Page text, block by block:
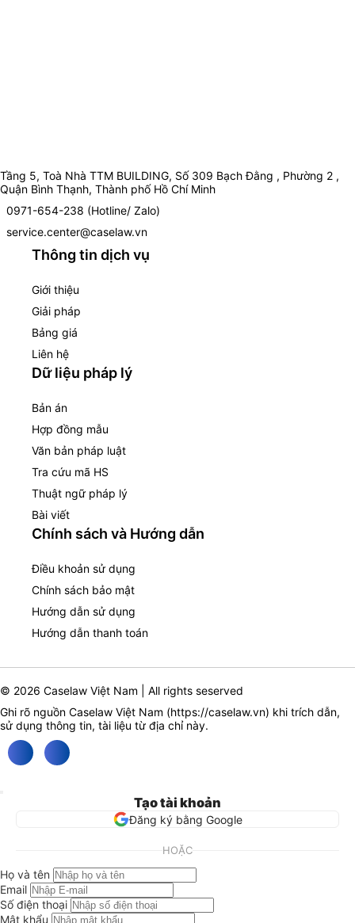
Tầng 5, Toà Nhà TTM BUILDING, Số 309 Bạch Đằng , Phường 2 ,
Quận Bình Thạnh, Thành phố Hồ Chí Minh
0971-654-238 (Hotline/ Zalo)
service.center@caselaw.vn
Thông tin dịch vụ
Giới thiệu
Giải pháp
Bảng giá
Liên hệ
Dữ liệu pháp lý
Bản án
Hợp đồng mẫu
Văn bản pháp luật
Tra cứu mã HS
Thuật ngữ pháp lý
Bài viết
Chính sách và Hướng dẫn
Điều khoản sử dụng
Chính sách bảo mật
Hướng dẫn sử dụng
Hướng dẫn thanh toán
© 2026 Caselaw Việt Nam | All rights seserved
Ghi rõ nguồn Caselaw Việt Nam (https://caselaw.vn) khi trích dẫn,
sử dụng thông tin, tài liệu từ địa chỉ này.
Tạo tài khoản
Đăng ký bằng Google
HOẶC
Họ và tên
Email
Số điện thoại
Mật khẩu